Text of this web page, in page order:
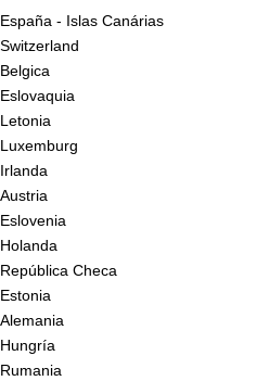
España - Islas Canárias
Switzerland
Belgica
Eslovaquia
Letonia
Luxemburg
Irlanda
Austria
Eslovenia
Holanda
República Checa
Estonia
Alemania
Hungría
Rumania